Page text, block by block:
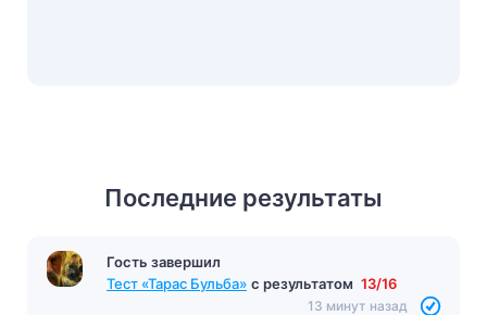
Последние результаты
Гость завершил
Тест: «Данко» с результатом 5/7
12 минут назад
Гость завершил
с результатом 13/16